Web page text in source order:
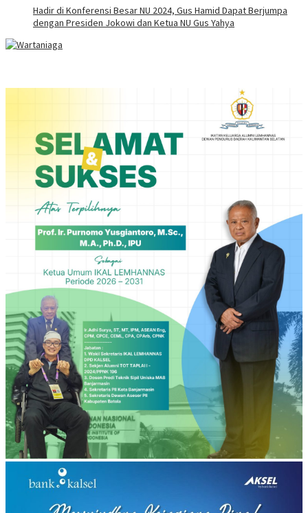
Hadir di Konferensi Besar NU 2024, Gus Hamid Dapat Berjumpa
dengan Presiden Jokowi dan Ketua NU Gus Yahya